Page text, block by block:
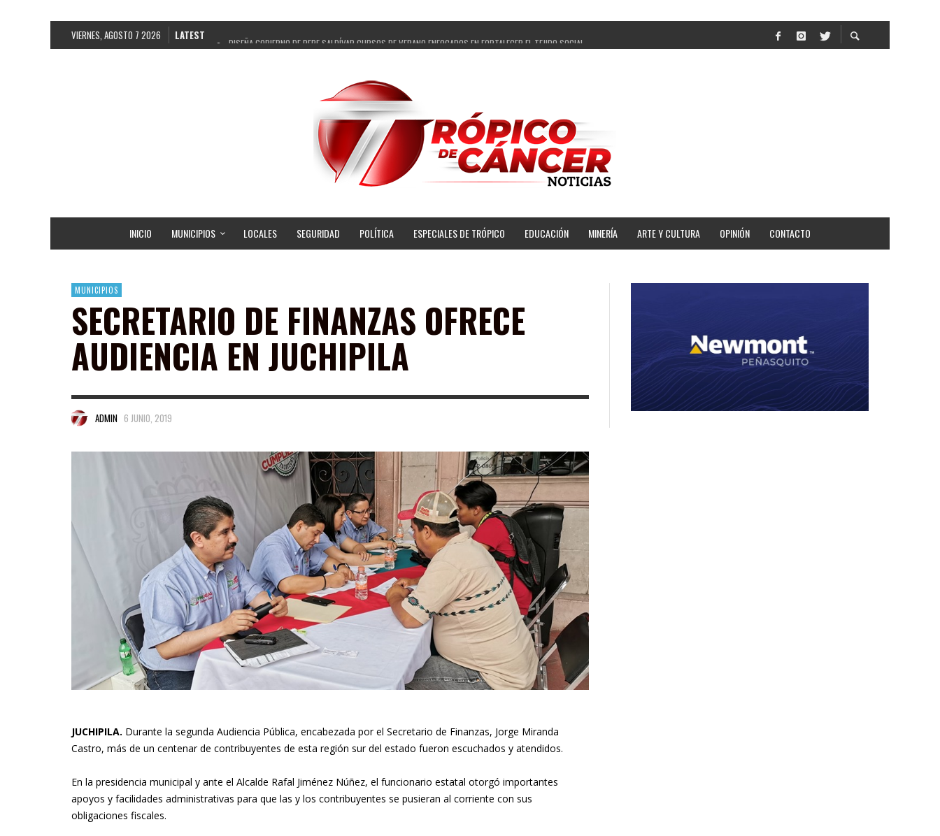
VIERNES, AGOSTO 7 2026 LATEST
DISEÑA GOBIERNO DE PEPE SALDÍVAR CURSOS DE VERANO ENFOCADOS EN FORTALECER EL TEJIDO SOCIAL
FORTALECE GOBIERNO DE PEPE SALDÍVAR LA EDUCACIÓN EN LA ZACATECANA CON COMODATO DE CENTRO DE BIENESTAR
GOBIERNO DE PEPE SALDÍVAR Y GRUPO FEMSA GENERAN MÁS DE 3 MIL EMPLEOS EN GUADALUPE
CUARTA FERIA EXPO AGROPECUARIA TRAJO BENEFICIO DIRECTO A GUADALUPE: PEPE SALDÍVAR
RECONOCE PEPE SALDÍVAR A ARTISTA ZACATECANA VICTORIA HERNÁNDEZ
SON MUJERES GUADALUPENSES PRINCIPALES BENEFICIADAS DEL PROGRAMA VIVIENDAS PARA EL BIENESTAR
INICIO MUNICIPIOS LOCALES SEGURIDAD POLÍTICA ESPECIALES DE TRÓPICO EDUCACIÓN MINERÍA ARTE Y CULTURA OPINIÓN CONTACTO
MUNICIPIOS
SECRETARIO DE FINANZAS OFRECE
AUDIENCIA EN JUCHIPILA
ADMIN 6 JUNIO, 2019
JUCHIPILA. Durante la segunda Audiencia Pública, encabezada por el Secretario de Finanzas, Jorge Miranda
Castro, más de un centenar de contribuyentes de esta región sur del estado fueron escuchados y atendidos.
En la presidencia municipal y ante el Alcalde Rafal Jiménez Núñez, el funcionario estatal otorgó importantes
apoyos y facilidades administrativas para que las y los contribuyentes se pusieran al corriente con sus
obligaciones fiscales.